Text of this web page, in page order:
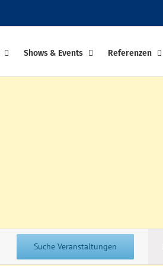
Shows & Events Referenzen
Suche Veranstaltungen